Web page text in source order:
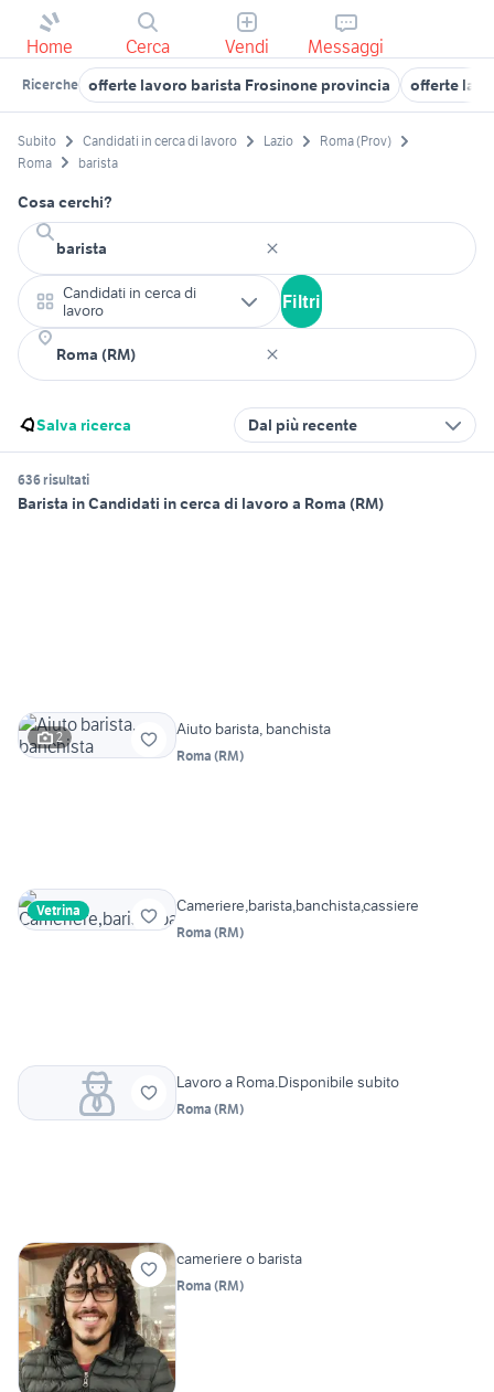
Home Cerca Vendi Messaggi
Ricerche offerte lavoro barista Frosinone provincia offerte
Subito Candidati in cerca di lavoro Lazio
Roma (Prov)
Roma
barista
Cosa cerchi?
Candidati in cerca di
lavoro
Filtri
Salva ricerca Dal più recente
636 risultati
Barista in Candidati in cerca di lavoro a Roma (RM)
2 Aiuto barista, banchista
Roma (RM)
Vetrina Cameriere,barista,banchista,cassiere
Roma (RM)
Lavoro a Roma.Disponibile subito
Roma (RM)
cameriere o barista
Roma (RM)